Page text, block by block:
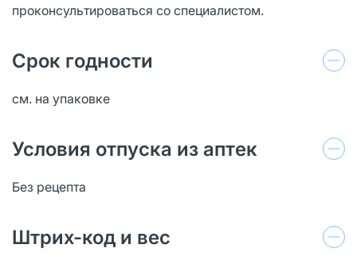
проконсультироваться со специалистом.
Срок годности
см. на упаковке
Условия отпуска из аптек
Без рецепта
Штрих-код и вес